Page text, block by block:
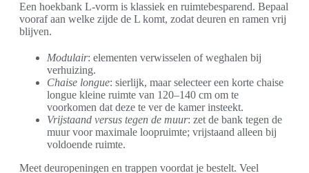
Een hoekbank L-vorm is klassiek en ruimtebesparend. Bepaal
vooraf aan welke zijde de L komt, zodat deuren en ramen vrij
blijven.
Modulair: elementen verwisselen of weghalen bij
verhuizing.
Chaise longue: sierlijk, maar selecteer een korte chaise
longue kleine ruimte van 120–140 cm om te
voorkomen dat deze te ver de kamer insteekt.
Vrijstaand versus tegen de muur: zet de bank tegen de
muur voor maximale loopruimte; vrijstaand alleen bij
voldoende ruimte.
Meet deuropeningen en trappen voordat je bestelt. Veel